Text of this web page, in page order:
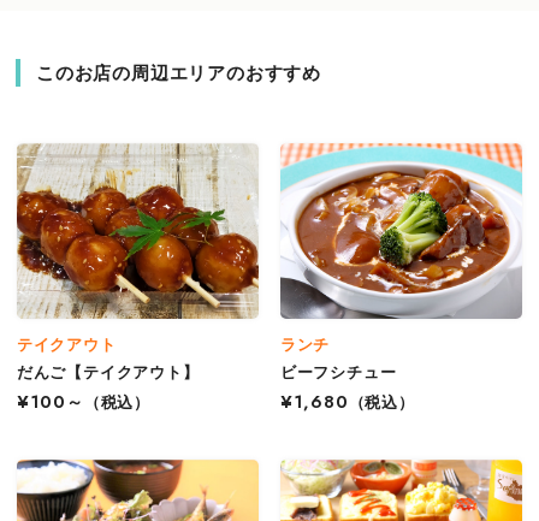
このお店の周辺エリアのおすすめ
テイクアウト
だんご【テイクアウト】
¥100～
（税込）
ランチ
ビーフシチュー
¥1,680
（税込）